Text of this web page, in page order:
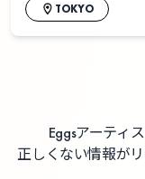
TOKYO
Eggsアーティ
正しくない情報が